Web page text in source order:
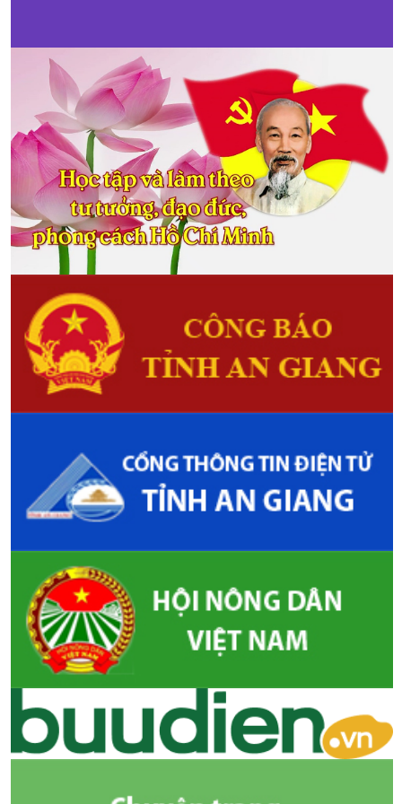
(03/01/2018)
Nhằm đề xuất các giải pháp có cơ
sở khoa học trong việc tuyên
truyền, vận động, hỗ trợ hội viên,
nông dân ứng dụng có hiệu quả
công nghệ sinh học vào trong nuôi
trồng một số loại thủy sản có giá trị
kinh tế cao...